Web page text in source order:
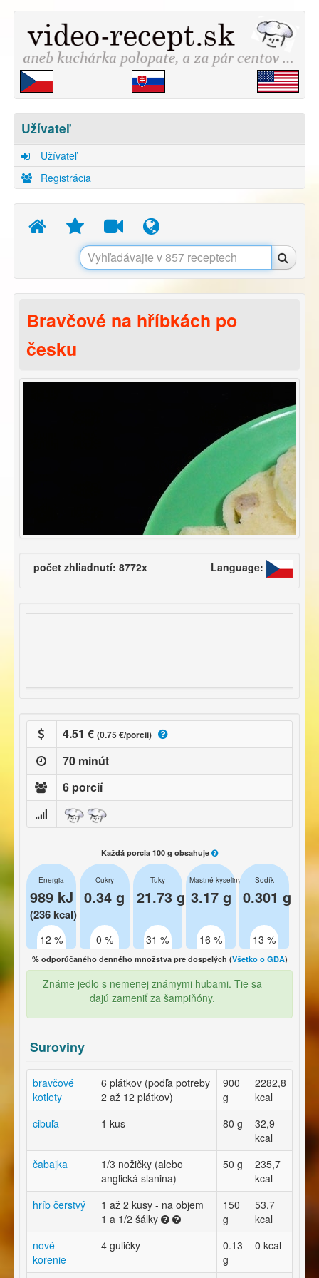
Užívateľ
Užívateľ
Registrácia
Bravčové na hříbkách po
česku
počet zhliadnutí: 8772x Language:
4.51 € (0.75 €/porcii)
70 minút
6 porcií
Každá porcia 100 g obsahuje
Energia
989 kJ
(236 kcal)
12 %
Cukry
0.34 g
0 %
Tuky
21.73 g
31 %
Mastné kyseliny
3.17 g
16 %
Sodík
0.301 g
13 %
% odporúčaného denného množstva pre dospelých (Všetko o GDA)
Známe jedlo s nemenej známymi hubami. Tie sa
dajú zameniť za šampiňóny.
Suroviny
bravčové
kotlety
6 plátkov (podľa potreby
2 až 12 plátkov)
900
g
2282,8
kcal
cibuľa
1 kus 80 g
32,9
kcal
čabajka
1/3 nožičky (alebo
anglická slanina)
50 g
235,7
kcal
hríb čerstvý
1 až 2 kusy - na objem
1 a 1/2 šálky
150
g
53,7
kcal
nové
korenie
4 guličky
0.13
g
0 kcal